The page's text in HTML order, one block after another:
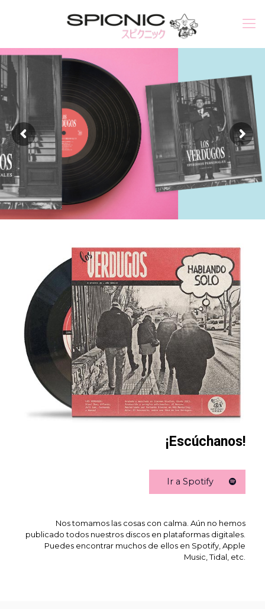
¡Escúchanos!
Ir a Spotify
Nos tomamos las cosas con calma. Aún no hemos
publicado todos nuestros discos en plataformas digitales.
Puedes encontrar muchos de ellos en Spotify, Apple
Music, Tidal, etc.